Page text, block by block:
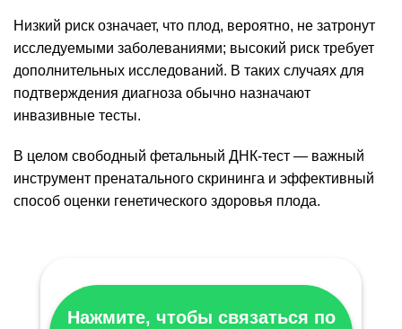
Низкий риск означает, что плод, вероятно, не затронут
исследуемыми заболеваниями; высокий риск требует
дополнительных исследований. В таких случаях для
подтверждения диагноза обычно назначают
инвазивные тесты.
В целом свободный фетальный ДНК-тест — важный
инструмент пренатального скрининга и эффективный
способ оценки генетического здоровья плода.
Нажмите, чтобы связаться по